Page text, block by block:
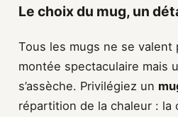
Le choix du mug, un
Tous les mugs ne se
montée spectaculaire mais
s’assèche. Privilégiez un
répartition de la chaleur : la